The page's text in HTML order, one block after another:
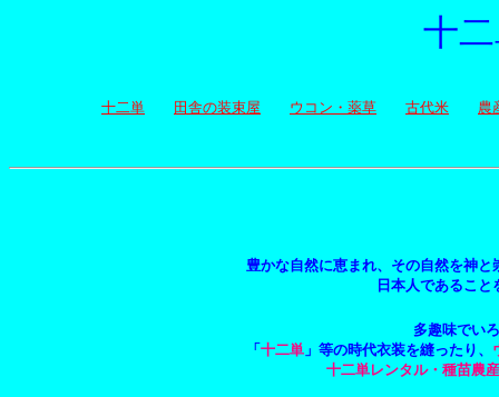
十
十二単 田舎の装束屋 ウコン・薬草 古代米 農
豊かな自然に恵まれ、その自然を神と
日本人であること
多趣味でい
「 十二単 」等の時代衣装を縫ったり、
十二単レンタル・種苗農